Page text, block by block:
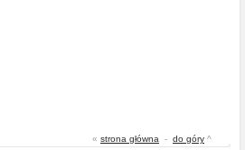
« strona główna - do góry ^